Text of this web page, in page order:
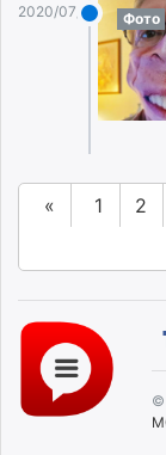
2020/07/16 Фото
« 1 2
©